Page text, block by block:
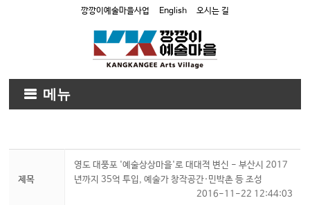
깡깡이예술마을사업 English 오시는 길
메뉴
제목
영도 대풍포 '예술상상마을'로 대대적 변신 - 부산시 2017
년까지 35억 투입, 예술가 창작공간·민박촌 등 조성
2016-11-22 12:44:03